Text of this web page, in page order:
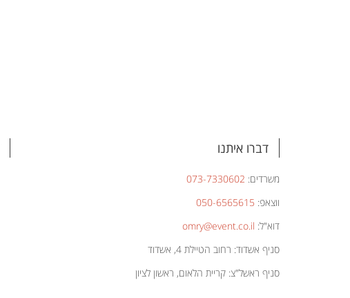
דברו איתנו
משרדים: 073-7330602
ווצאפ: 050-6565615
דוא"ל: omry@event.co.il
סניף אשדוד: רחוב הטיילת 4, אשדוד
סניף ראשל"צ: קריית הלאום, ראשון לציון